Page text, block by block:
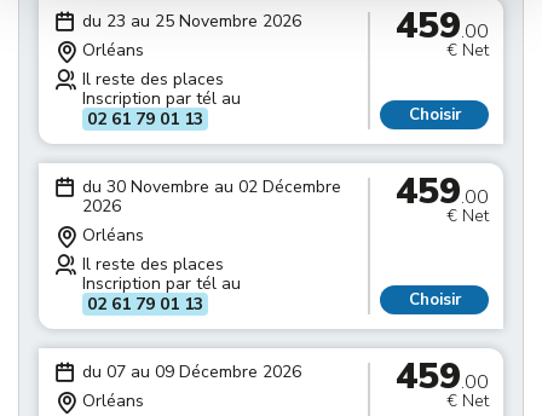
du 23 au 25 Novembre 2026
Orléans
Il reste des places
Inscription par tél au
02 61 79 01 13
459.00
€ Net
Choisir
du 30 Novembre au 02 Décembre
2026
Orléans
Il reste des places
Inscription par tél au
02 61 79 01 13
459.00
€ Net
Choisir
du 07 au 09 Décembre 2026
Orléans
459.00
€ Net